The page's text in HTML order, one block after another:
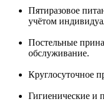
Пятиразовое
учётом
Постельные
обслуживание.
Круглосуточное
Гигиенические и